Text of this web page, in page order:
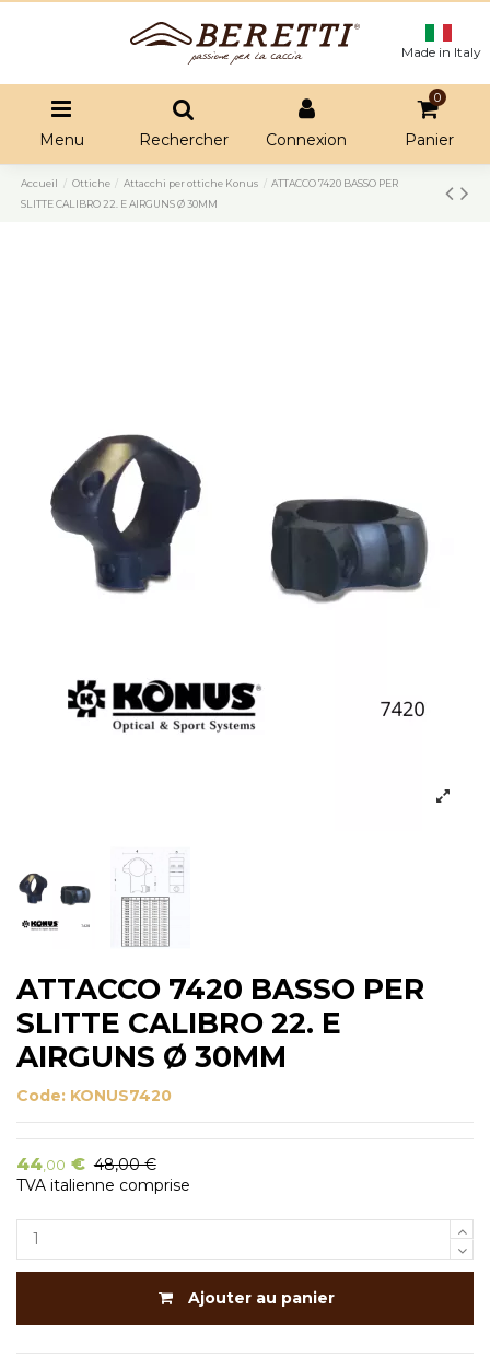
Made in Italy
Menu Rechercher Connexion
0
Panier
Accueil Ottiche Attacchi per ottiche Konus
ATTACCO 7420 BASSO PER
SLITTE CALIBRO 22. E AIRGUNS Ø 30MM
ATTACCO 7420 BASSO PER
SLITTE CALIBRO 22. E
AIRGUNS Ø 30MM
Code: KONUS7420
44,00 € 48,00 €
TVA italienne comprise
Ajouter au panier